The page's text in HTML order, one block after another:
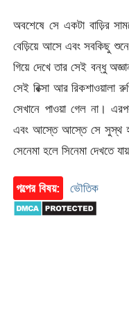
অবশেষে সে একটা বাড়ির
বেড়িয়ে আসে এবং সবকিছু
গিয়ে দেখে তার সেই বন্ধু
সেই রিক্সা আর রিকশাওয়ালা
সেখানে পাওয়া গেল না।
এবং আস্তে আস্তে সে সুস্থ
সেনেমা হলে সিনেমা দেখতে
গল্পের বিষয়: ভৌতিক